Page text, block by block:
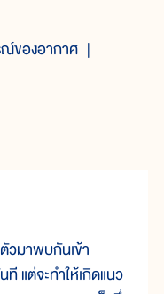
ของอากาศ
มาพบกันเข้า
แต่จะทำให้เกิดแนว